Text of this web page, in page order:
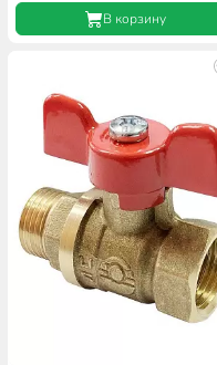
В корзину